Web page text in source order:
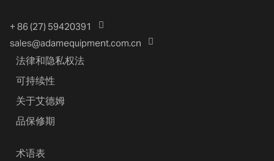
+ 86 (27) 59420391
sales@adamequipment.com.cn
法律和隐私权法
可持续性
关于艾德姆
品保修期
术语表